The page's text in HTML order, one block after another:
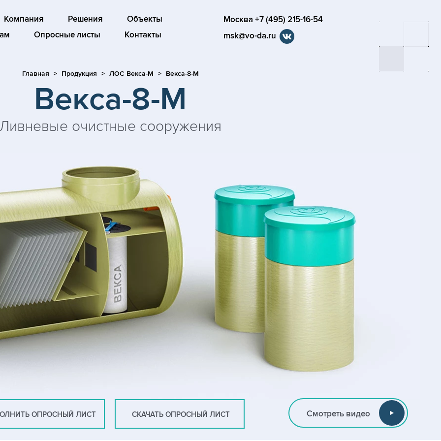
Компания Решения
Объекты
Опросные листы Контакты
Москва +7 (495) 215-16-54
msk@vo-da.ru
Главная Продукция ЛОС Векса-М Векса-8-М
Векса-8-М
очистные сооружения
ОПРОСНЫЙ ЛИСТ СКАЧАТЬ ОПРОСНЫЙ ЛИСТ Смотреть видео